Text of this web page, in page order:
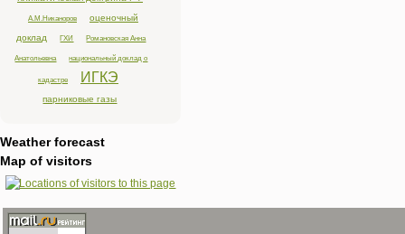
А.М.Никаноров
оценочный
доклад
ГХИ Романовская Анна
Анатольевна национальный доклад о
кадастре ИГКЭ
парниковые газы
Weather forecast
Map of visitors